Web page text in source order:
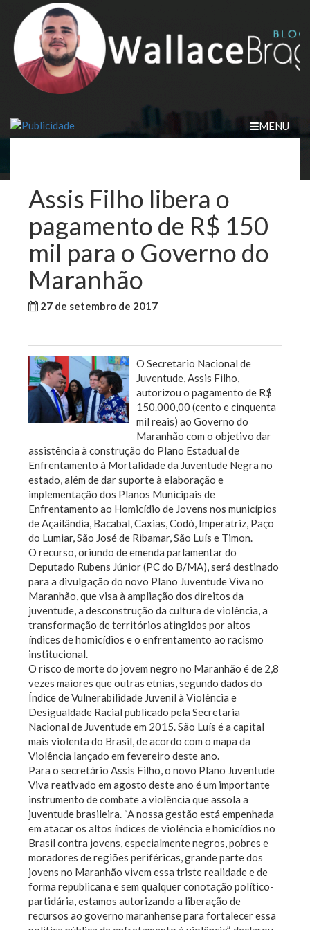
content
MENU
Assis Filho libera o
pagamento de R$ 150
mil para o Governo do
Maranhão
27 de setembro de 2017
O Secretario Nacional de
Juventude, Assis Filho,
autorizou o pagamento de R$
150.000,00 (cento e cinquenta
mil reais) ao Governo do
Maranhão com o objetivo dar
assistência à construção do Plano Estadual de
Enfrentamento à Mortalidade da Juventude Negra no
estado, além de dar suporte à elaboração e
implementação dos Planos Municipais de
Enfrentamento ao Homicídio de Jovens nos municípios
de Açailândia, Bacabal, Caxias, Codó, Imperatriz, Paço
do Lumiar, São José de Ribamar, São Luís e Timon.
O recurso, oriundo de emenda parlamentar do
Deputado Rubens Júnior (PC do B/MA), será destinado
para a divulgação do novo Plano Juventude Viva no
Maranhão, que visa à ampliação dos direitos da
juventude, a desconstrução da cultura de violência, a
transformação de territórios atingidos por altos
índices de homicídios e o enfrentamento ao racismo
institucional.
O risco de morte do jovem negro no Maranhão é de 2,8
vezes maiores que outras etnias, segundo dados do
Índice de Vulnerabilidade Juvenil à Violência e
Desigualdade Racial publicado pela Secretaria
Nacional de Juventude em 2015. São Luís é a capital
mais violenta do Brasil, de acordo com o mapa da
Violência lançado em fevereiro deste ano.
Para o secretário Assis Filho, o novo Plano Juventude
Viva reativado em agosto deste ano é um importante
instrumento de combate a violência que assola a
juventude brasileira. “A nossa gestão está empenhada
em atacar os altos índices de violência e homicídios no
Brasil contra jovens, especialmente negros, pobres e
moradores de regiões periféricas, grande parte dos
jovens no Maranhão vivem essa triste realidade e de
forma republicana e sem qualquer conotação político-
partidária, estamos autorizando a liberação de
recursos ao governo maranhense para fortalecer essa